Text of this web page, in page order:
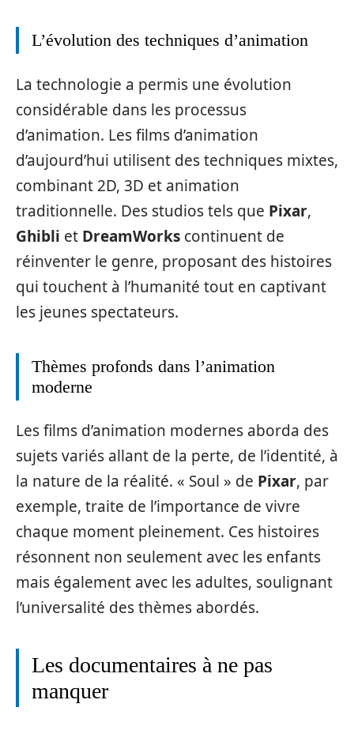
L’évolution des techniques d’animation
La technologie a permis une évolution
considérable dans les processus
d’animation. Les films d’animation
d’aujourd’hui utilisent des techniques mixtes,
combinant 2D, 3D et animation
traditionnelle. Des studios tels que Pixar,
Ghibli et DreamWorks continuent de
réinventer le genre, proposant des histoires
qui touchent à l’humanité tout en captivant
les jeunes spectateurs.
Thèmes profonds dans l’animation
moderne
Les films d’animation modernes aborda des
sujets variés allant de la perte, de l’identité, à
la nature de la réalité. « Soul » de Pixar, par
exemple, traite de l’importance de vivre
chaque moment pleinement. Ces histoires
résonnent non seulement avec les enfants
mais également avec les adultes, soulignant
l’universalité des thèmes abordés.
Les documentaires à ne pas
manquer